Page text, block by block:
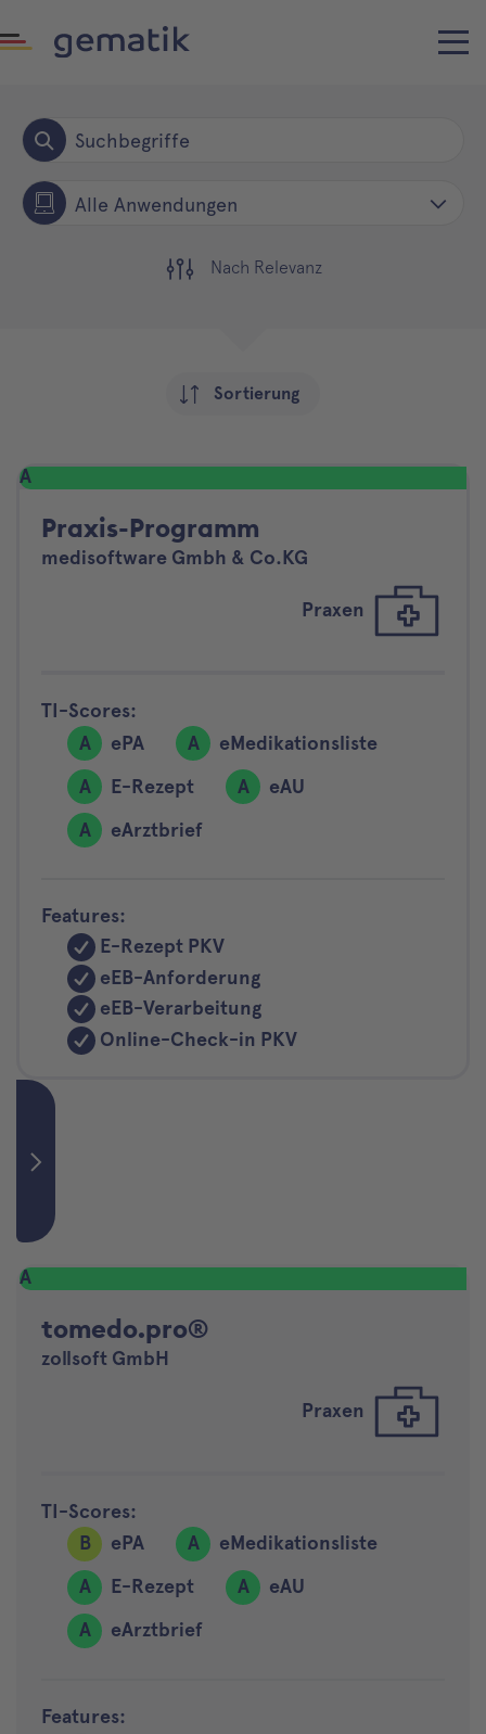
Alle Anwendungen
Nach Relevanz
Sortierung
A
Praxis-Programm
medisoftware Gmbh & Co.KG
Praxen
TI-Scores:
A
ePA A
eMedikationsliste
A
E-Rezept A
eAU
A
eArztbrief
Features:
E-Rezept PKV
eEB-Anforderung
eEB-Verarbeitung
Online-Check-in PKV
A
tomedo.pro®
zollsoft GmbH
Praxen
TI-Scores:
B
ePA A
eMedikationsliste
A
E-Rezept A
eAU
A
eArztbrief
Features: